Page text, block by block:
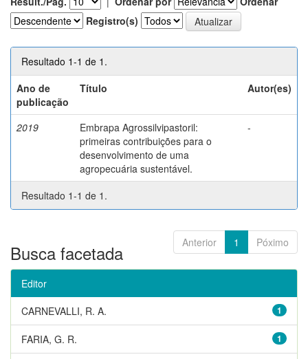
Registro(s)
Resultado 1-1 de 1.
Ano de
publicação
Título Autor(es)
2019
Embrapa Agrossilvipastoril:
primeiras contribuições para o
desenvolvimento de uma
agropecuária sustentável.
-
Resultado 1-1 de 1.
Anterior 1 Póximo
Busca facetada
Editor
1
CARNEVALLI, R. A.
1
FARIA, G. R.